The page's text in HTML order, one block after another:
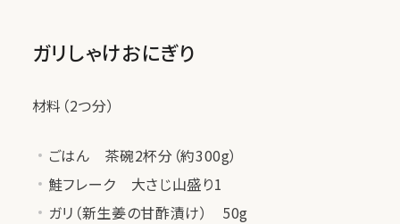
ガリしゃけおにぎり
材料（2つ分）
ごはん 茶碗2杯分（約300g）
鮭フレーク 大さじ山盛り1
ガリ（新生姜の甘酢漬け） 50g